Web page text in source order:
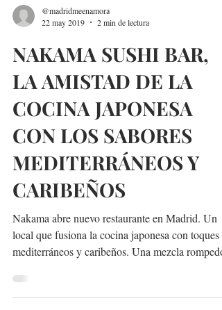
22 may 2019
2 min de lectura
NAKAMA SUSHI BAR,
LA AMISTAD DE LA
COCINA JAPONESA
CON LOS SABORES
MEDITERRÁNEOS Y
CARIBEÑOS
Nakama abre nuevo restaurante en Madrid. Un
local que fusiona la cocina japonesa con toques
mediterráneos y caribeños. Una mezcla